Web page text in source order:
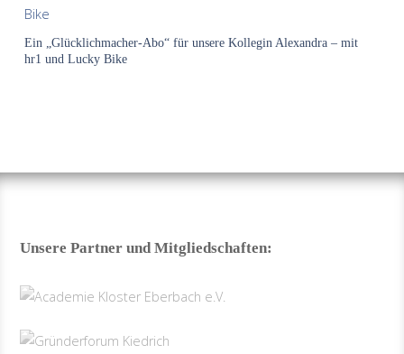
Ein „Glücklichmacher-Abo“ für unsere Kollegin Alexandra – mit
hr1 und Lucky Bike
Unsere Partner und Mitgliedschaften: